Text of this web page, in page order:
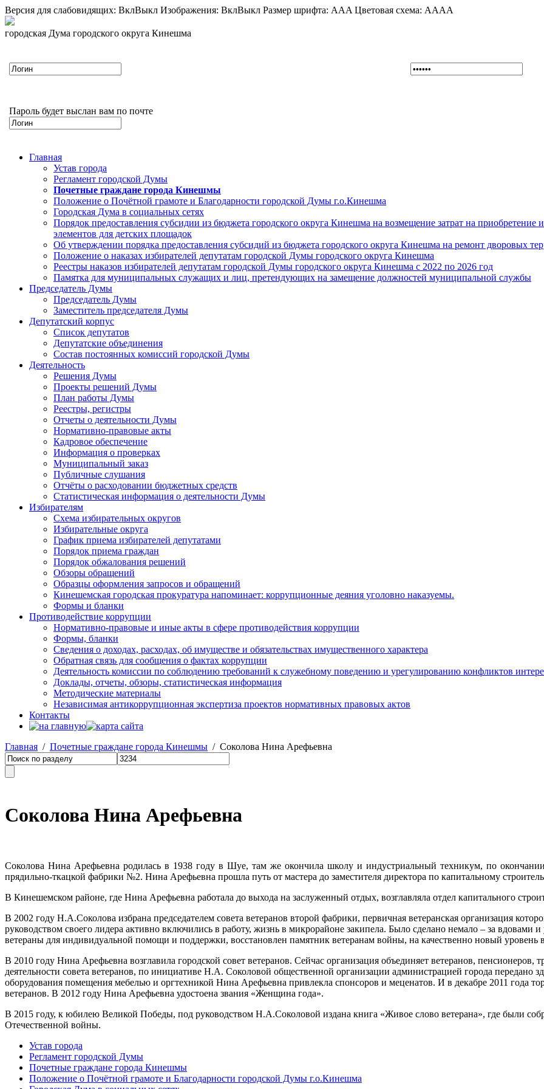
Версия для слабовидящих: ВклВыкл Изображения: ВклВыкл Размер шрифта: AAA Цветовая схема: AAAA
городская Дума городского округа Кинешма
Пароль будет выслан вам по почте
Главная
Устав города
Регламент городской Думы
Почетные граждане города Кинешмы
Положение о Почётной грамоте и Благодарности городской Думы г.о.Кинешма
Городская Дума в социальных сетях
Порядок предоставления субсидии из бюджета городского округа Кинешма на возмещение затрат на
элементов для детских площадок
Об утверждении порядка предоставления субсидий из бюджета городского округа Кинешма на ремонт дворовых
Положение о наказах избирателей депутатам городской Думы городского округа Кинешма
Реестры наказов избирателей депутатам городской Думы городского округа Кинешма с 2022 по 2026 год
Памятка для муниципальных служащих и лиц, претендующих на замещение должностей муниципальной службы
Председатель Думы
Председатель Думы
Заместитель председателя Думы
Депутатский корпус
Список депутатов
Депутатские объединения
Состав постоянных комиссий городской Думы
Деятельность
Решения Думы
Проекты решений Думы
План работы Думы
Реестры, регистры
Отчеты о деятельности Думы
Нормативно-правовые акты
Кадровое обеспечение
Информация о проверках
Муниципальный заказ
Публичные слушания
Отчёты о расходовании бюджетных средств
Статистическая информация о деятельности Думы
Избирателям
Схема избирательных округов
Избирательные округа
График приема избирателей депутатами
Порядок приема граждан
Порядок обжалования решений
Обзоры обращений
Образцы оформления запросов и обращений
Кинешемская городская прокуратура напоминает: коррупционные деяния уголовно наказуемы.
Формы и бланки
Противодействие коррупции
Нормативно-правовые и иные акты в сфере противодействия коррупции
Формы, бланки
Сведения о доходах, расходах, об имуществе и обязательствах имущественного характера
Обратная связь для сообщения о фактах коррупции
Деятельность комиссии по соблюдению требований к служебному поведению и урегулированию конфликтов
Доклады, отчеты, обзоры, статистическая информация
Методические материалы
Независимая антикоррупционная экспертиза проектов нормативных правовых актов
Контакты
Главная / Почетные граждане города Кинешмы / Соколова Нина Арефьевна
Соколова Нина Арефьевна
Соколова Нина Арефьевна родилась в 1938 году в Шуе, там же окончила школу и индустриальный техникум, по
прядильно-ткацкой фабрики №2. Нина Арефьевна прошла путь от мастера до заместителя директора по капитальному
В Кинешемском районе, где Нина Арефьевна работала до выхода на заслуженный отдых, возглавляла отдел капитального
В 2002 году Н.А.Соколова избрана председателем совета ветеранов второй фабрики, первичная ветеранская организация
руководством своего лидера активно включились в работу, жизнь в микрорайоне закипела. Было сделано немало – за
ветераны для индивидуальной помощи и поддержки, восстановлен памятник ветеранам войны, на качественно новый
В 2010 году Нина Арефьевна возглавила городской совет ветеранов. Сейчас организация объединяет ветеранов,
деятельности совета ветеранов, по инициативе Н.А. Соколовой общественной организации администрацией города передано
оборудования помещения мебелью и оргтехникой Нина Арефьевна привлекла спонсоров и меценатов. И в декабре 2011 года
ветеранов. В 2012 году Нина Арефьевна удостоена звания «Женщина года».
В 2015 году, к юбилею Великой Победы, под руководством Н.А.Соколовой издана книга «Живое слово ветерана», где были
Отечественной войны.
Устав города
Регламент городской Думы
Почетные граждане города Кинешмы
Положение о Почётной грамоте и Благодарности городской Думы г.о.Кинешма